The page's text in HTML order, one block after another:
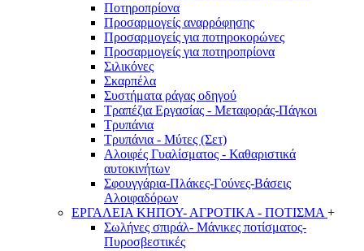
Ποτηροπρίονα
Προσαρμογείς αναρρόφησης
Προσαρμογείς για ποτηροκορώνες
Προσαρμογείς για ποτηροπρίονα
Σιλικόνες
Σκαρπέλα
Συστήματα ράγας οδηγού
Τραπέζια Εργασίας - Μεταφοράς-Πάγκοι
Τρυπάνια
Τρυπάνια - Μύτες (Σετ)
Αλοιφές Γυαλίσματος - Καθαριστικά
αυτοκινήτων
Σφουγγάρια-Πλάκες-Γούνες-Βάσεις
Αλοιφαδόρων
ΕΡΓΑΛΕΙΑ ΚΗΠΟΥ- ΑΓΡΟΤΙΚΑ - ΠΟΤΙΣΜΑ +
Σωλήνες σπιράλ- Μάνικες ποτίσματος-
Πυροσβεστικές